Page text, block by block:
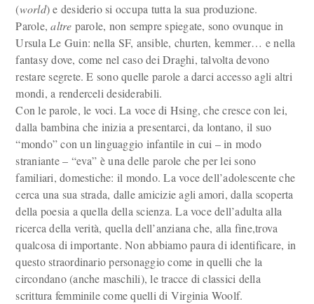
(world) e desiderio si occupa tutta la sua produzione.
Parole,altre parole, non sempre spiegate, sono ovunque in
Ursula Le Guin: nella SF, ansible, churten, kemmer… e nella
fantasy dove, come nel caso dei Draghi, talvolta devono
restare segrete. E sono quelle parole a darci accesso agli altri
mondi, a renderceli desiderabili.
Con le parole, le voci. La voce di Hsing, che cresce con lei,
dalla bambina che inizia a presentarci, da lontano, il suo
“mondo” con un linguaggio infantile in cui – in modo
straniante – “eva” è una delle parole che per lei sono
familiari, domestiche: il mondo. La voce dell’adolescente che
cerca una sua strada, dalle amicizie agli amori, dalla scoperta
della poesia a quella della scienza. La voce dell’adulta alla
ricerca della verità, quella dell’anziana che, alla fine,trova
qualcosa di importante. Non abbiamo paura di identificare, in
questo straordinario personaggio come in quelli che la
circondano (anche maschili), le tracce di classici della
scrittura femminile come quelli di Virginia Woolf.